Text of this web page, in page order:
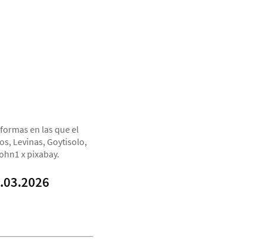
en las que el
Levinas, Goytisolo,
x pixabay.